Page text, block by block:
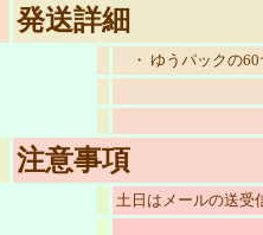
発送詳細
・ ゆうパックの60
注意事項
土日はメールの送受